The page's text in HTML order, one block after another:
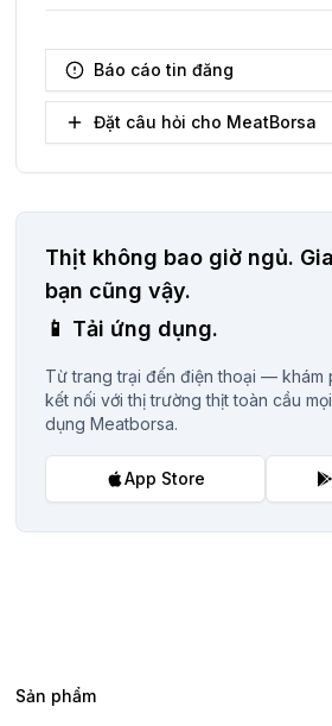
Báo cáo tin đăng
Đặt câu hỏi cho MeatBorsa
Thịt không bao giờ ngủ.
bạn cũng vậy.
📱 Tải ứng dụng.
Từ trang trại đến điện thoại — khám
kết nối với thị trường thịt toàn cầu
dụng Meatborsa.
App Store
Sản phẩm